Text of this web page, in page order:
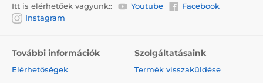
Itt is elérhetőek vagyunk:: Youtube
Facebook
Instagram
További információk
Elérhetőségek
Szolgáltatásaink
Termék visszaküldése